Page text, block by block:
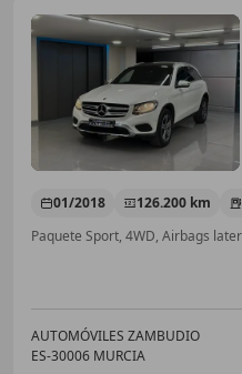
01/2018 126.200 km
AUTOMÓVILES ZAMBUDIO
ES-30006 MURCIA